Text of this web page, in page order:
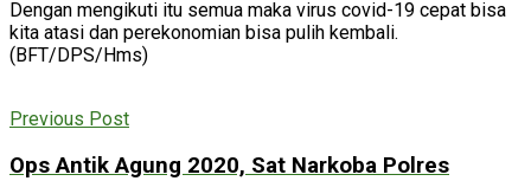
Dengan mengikuti itu semua maka virus covid-19 cepat bisa
kita atasi dan perekonomian bisa pulih kembali.
(BFT/DPS/Hms)
Previous Post
Ops Antik Agung 2020, Sat Narkoba Polres